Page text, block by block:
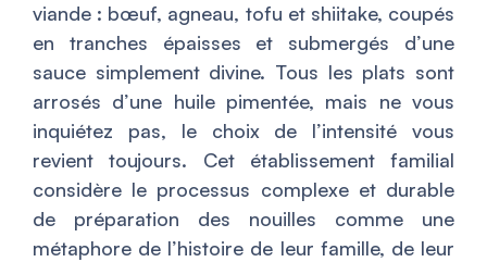
viande : bœuf, agneau, tofu et shiitake, coupés
en tranches épaisses et submergés d’une
sauce simplement divine. Tous les plats sont
arrosés d’une huile pimentée, mais ne vous
inquiétez pas, le choix de l’intensité vous
revient toujours. Cet établissement familial
considère le processus complexe et durable
de préparation des nouilles comme une
métaphore de l’histoire de leur famille, de leur